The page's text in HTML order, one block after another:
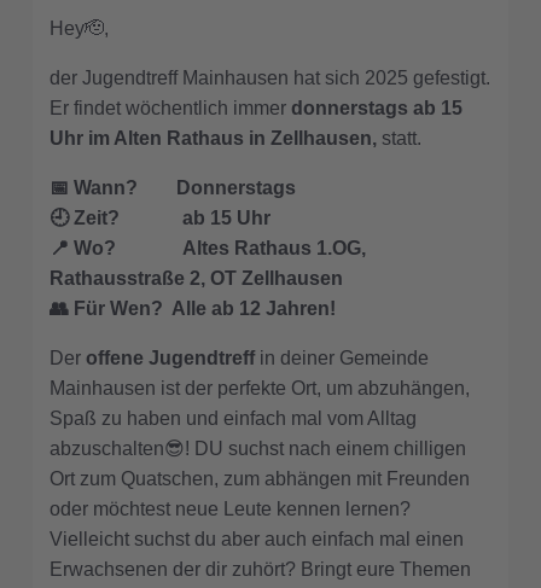
Hey🫡,
der Jugendtreff Mainhausen hat sich 2025 gefestigt.
Er findet wöchentlich immer donnerstags ab 15
Uhr im Alten Rathaus in Zellhausen, statt.
📅 Wann? Donnerstags
🕘Zeit? ab 15 Uhr
📍Wo? Altes Rathaus 1.OG,
Rathausstraße 2, OT Zellhausen
👥 Für Wen? Alle ab 12 Jahren!
Deroffene Jugendtreffin deiner Gemeinde
Mainhausen ist der perfekte Ort, um abzuhängen,
Spaß zu haben und einfach mal vom Alltag
abzuschalten😎! DU suchst nach einem chilligen
Ort zum Quatschen, zum abhängen mit Freunden
oder möchtest neue Leute kennen lernen?
Vielleicht suchst du aber auch einfach mal einen
Erwachsenen der dir zuhört? Bringt eure Themen